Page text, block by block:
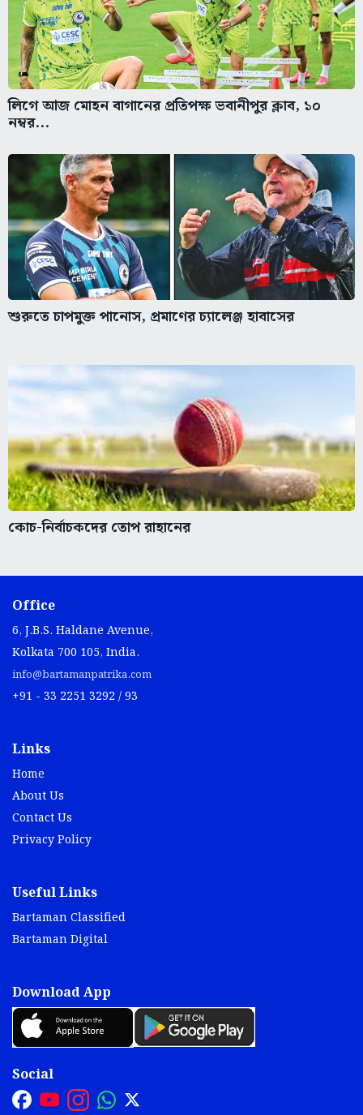
লিগে আজ মোহন বাগানের প্রতিপক্ষ ভবানীপুর ক্লাব, ১০
নম্বর...
শুরুতে চাপমুক্ত পানোস, প্রমাণের চ্যালেঞ্জ হাবাসের
কোচ-নির্বাচকদের তোপ রাহানের
Office
6, J.B.S. Haldane Avenue,
Kolkata 700 105, India.
info@bartamanpatrika.com
+91 - 33 2251 3292 / 93
Links
Home
About Us
Contact Us
Privacy Policy
Useful Links
Bartaman Classified
Bartaman Digital
Download App
Social